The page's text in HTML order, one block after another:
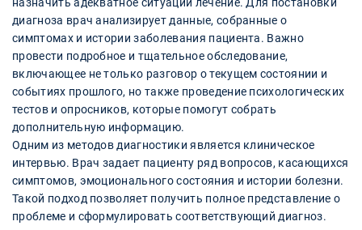
диагноза врач анализирует данные, собранные о
симптомах и истории заболевания пациента. Важно
провести подробное и тщательное обследование,
включающее не только разговор о текущем состоянии и
событиях прошлого, но также проведение психологических
тестов и опросников, которые помогут собрать
дополнительную информацию.
Одним из методов диагностики является клиническое
интервью. Врач задает пациенту ряд вопросов, касающихся
симптомов, эмоционального состояния и истории болезни.
Такой подход позволяет получить полное представление о
проблеме и сформулировать соответствующий диагноз.